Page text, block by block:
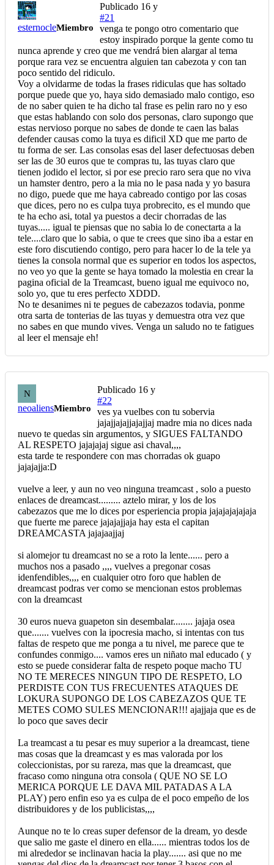
esternocleMiembro
Publicado 16 y
#21
venga te pongo otro comentario que
estoy inspirado porque la gente como tu
nunca aprende y creo que me vendrá bien alargar al tema
porque rara vez se encuentra alguien tan cabezota y con tan
poco sentido del ridiculo.
Voy a olvidarme de todas la frases ridiculas que has soltado
porque puede que yo, haya sido demasiado malo contigo, eso
de no saber quien te ha dicho tal frase es pelin raro no y eso
que estas hablando con solo dos personas, claro supongo que
estas nervioso porque no sabes de donde te caen las balas
defender causas como la tuya es dificil XD que me parto de
tu forma de ser. Las consolas esas del laser defectuosas deben
ser las de 30 euros que te compras tu, las tuyas claro que
tienen jodido el lector, si por ese precio raro sera que no viva
un hamster dentro, pero a la mia no le pasa nada y yo basura
no digo, puede que me haya cabreado contigo por las cosas
que dices, pero no es culpa tuya probrecito, es el mundo que
te ha echo asi, total ya puestos a decir chorradas de las
tuyas..... igual te piensas que no sabia lo de conectarta a la
tele....claro que lo sabia, o que te crees que sino iba a estar en
este foro discutiendo contigo, pero para hacer lo de la tele ya
tienes la consola normal que es superior en todos los aspectos,
no veo yo que la gente se haya tomado la molestia en crear la
pagina oficial de la Treamcast, bueno igual me equivoco no,
solo yo, que tu eres perfecto XDDD.
No te desanimes ni te pegues de cabezazos todavia, ponme
otra sarta de tonterias de las tuyas y demuestra otra vez que
no sabes en que mundo vives. Venga un saludo no te fatigues
al leer el mensaje eh!
N
neoaliensMiembro
Publicado 16 y
#22
ves ya vuelbes con tu sobervia
jajajjajajjajajjaj madre mia no dices nada
nuevo te quedas sin argumentos, y SIGUES FALTANDO
AL RESPETO jajajajaj sigue asi chaval,,,,
esta tarde te respondere con mas chorradas ok guapo
jajajajja:D
vuelve a leer, y aun no veo ninguna treamcast , solo a puesto
enlaces de dreamcast......... aztelo mirar, y los de los
cabezazos que me lo dices por esperiencia propia jajajajajajaja
que fuerte me parece jajajajjaja hay esta el capitan
DREAMCASTA jajajaajjaj
si alomejor tu dreamcast no se a roto la lente...... pero a
muchos nos a pasado ,,,, vuelves a pregonar cosas
idenfendibles,,,, en cualquier otro foro que hablen de
dreamcast podras ver como se mencionan estos problemas
con la dreamcast
30 euros nueva guapeton sin desembalar........ jajaja osea
que....... vuelves con la ipocresia macho, si intentas con tus
faltas de respeto que me ponga a tu nivel, me parece que te
confundes conmigo.... vamos eres un niñato mal educado ( y
esto se puede considerar falta de respeto poque macho TU
NO TE MERECES NINGUN TIPO DE RESPETO, LO
PERDISTE CON TUS FRECUENTES ATAQUES DE
LOKURA SUPONGO DE LOS CABEZAZOS QUE TE
METES COMO SULES MENCIONAR!!! ajajjaja que es de
lo poco que saves decir
La treamcast a tu pesar es muy superior a la dreamcast, tiene
mas cosas que la dreamcast y es mas valorada por los
coleccionistas, por su rareza, mas que la dreamcast, que
fracaso como ninguna otra consola ( QUE NO SE LO
MERICA PORQUE LE DAVA MIL PATADAS A LA
PLAY) pero enfin eso ya es culpa de el poco empeño de los
distribuidores y de los publicistas,,,,
Aunque no te lo creas super defensor de la dream, yo desde
que salio me gaste el dinero en ella...... mientras todos los de
mi alrededor se inclinavan hacia la play....... asi que no me